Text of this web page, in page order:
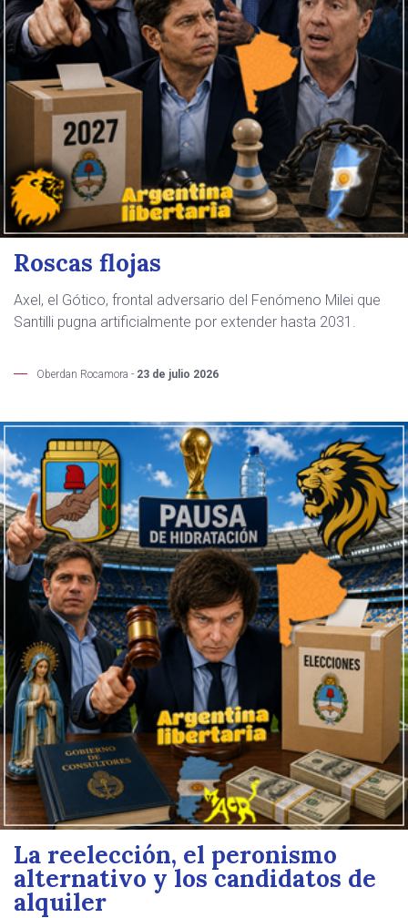
Roscas flojas
Axel, el Gótico, frontal adversario del Fenómeno Milei que
Santilli pugna artificialmente por extender hasta 2031.
Oberdan Rocamora - 23 de julio 2026
La reelección, el peronismo
alternativo y los candidatos de
alquiler